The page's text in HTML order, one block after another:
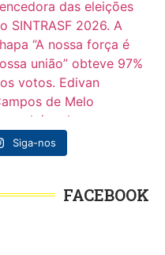
Siga-nos
FACEBOOK